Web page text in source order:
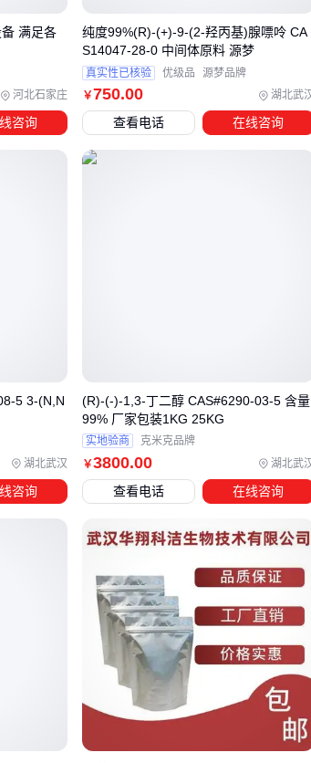
衡点
过实际使用来验证，建议先小批量试用以观察
度和风味表现。
下可以考虑替代加碘湖盐的方案？
碘盐
能避免碘化物与其他成分的化学反应
：电镀、水处理等工业流程中，专用钠盐在纯
上更有针对性优势
是，替代方案的选择不应仅基于单一参数。例
虽然成本更低，但可能含有不适合食品加工的
替代方案时，建议优先验证供应商提供的成分
场景说明，特别是涉及食品、医疗等敏感领域
续批量采购时的配套设备选型提供了基础依
不当？这些配套设备能避免结块和碘流失
河北石家庄
满足各
咨询
￥750.00 湖北武
纯度99%(R)-(+)-9-(2-羟丙基)腺嘌呤 CA
S14047-28-0 中间体原料 源梦
真实性已核验 优级品 源梦品牌
查看电话 在线咨询
湖北武汉
5 3-(N,N
咨询
￥3800.00 湖北武
(R)-(-)-1,3-丁二醇 CAS#6290-03-5 含量
99% 厂家包装1KG 25KG
实地验商 克米克品牌
查看电话 在线咨询